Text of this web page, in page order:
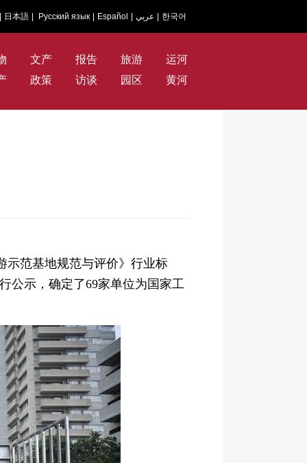
日本語 Русский язык Español عربي 한국어
文产 报告 旅游
运河
政策 访谈 园区 黄河
示范基地规范与评价》行业标
公示，确定了69家单位为国家工